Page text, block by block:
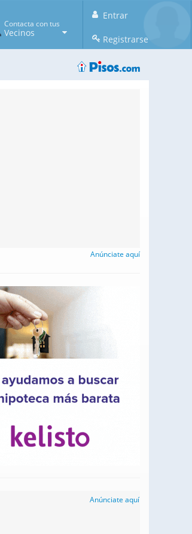
Entrar
Registrarse
Contacta con tus
Vecinos
Anúnciate aquí
Anúnciate aquí